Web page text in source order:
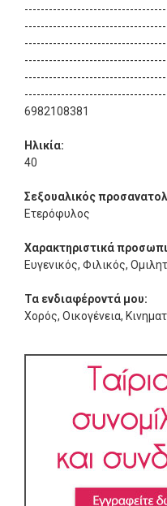
6982108381
Ηλικία:
40
Σεξουαλικός
Ετερόφυλος
Χαρακτηριστικά
Ευγενικός, Φιλικός,
Τα ενδιαφέροντά μου:
Χορός, Οικογένεια,